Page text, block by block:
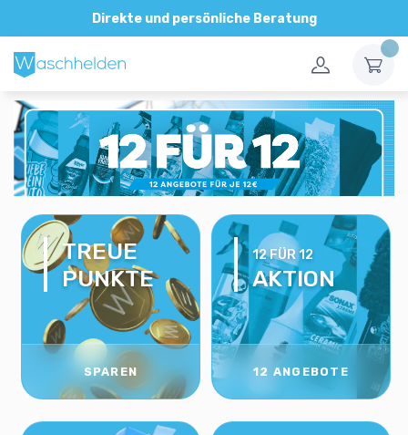
Direkte und persönliche Beratung
TREUE
PUNKTE
SPAREN
12 FÜR 12
AKTION
12 ANGEBOTE